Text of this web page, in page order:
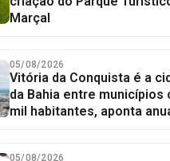
Marçal
05/08/2026
Vitória da Conquista é a
da Bahia entre municípios
mil habitantes, aponta
05/08/2026